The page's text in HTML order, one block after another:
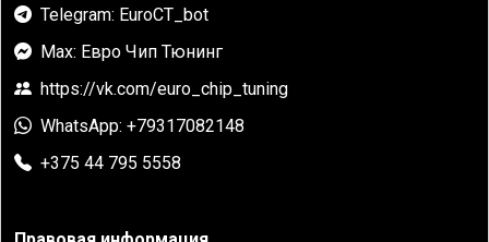
Telegram: EuroCT_bot
Max: Евро Чип Тюнинг
https://vk.com/euro_chip_tuning
WhatsApp: +79317082148
+375 44 795 5558